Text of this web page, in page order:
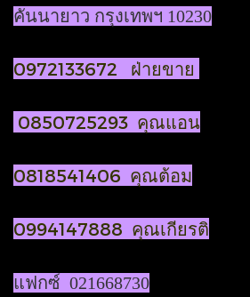
คันนายาว กรุงเทพฯ 10230
0972133672 ฝ่ายขาย
0850725293 คุณแอน
0818541406 คุณต้อม
0994147888 คุณเกียรติ
แฟกซ์ 021668730